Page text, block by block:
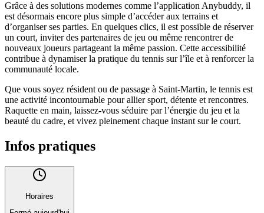
Grâce à des solutions modernes comme l’application Anybuddy, il
est désormais encore plus simple d’accéder aux terrains et
d’organiser ses parties. En quelques clics, il est possible de réserver
un court, inviter des partenaires de jeu ou même rencontrer de
nouveaux joueurs partageant la même passion. Cette accessibilité
contribue à dynamiser la pratique du tennis sur l’île et à renforcer la
communauté locale.
Que vous soyez résident ou de passage à Saint-Martin, le tennis est
une activité incontournable pour allier sport, détente et rencontres.
Raquette en main, laissez-vous séduire par l’énergie du jeu et la
beauté du cadre, et vivez pleinement chaque instant sur le court.
Infos pratiques
Horaires